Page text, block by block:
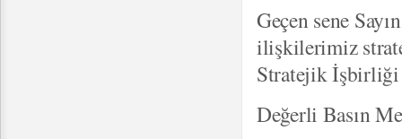
Geçen sene
ilişkilerimiz
Stratejik İşbirliği
Değerli Basın